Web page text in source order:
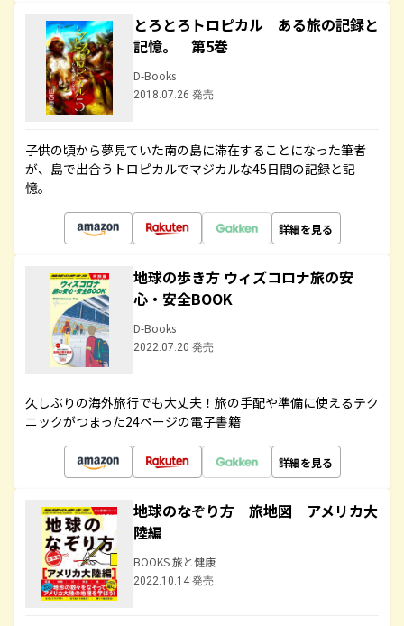
とろとろトロピカル ある旅の記録と
記憶。 第5巻
D-Books
2018.07.26 発売
子供の頃から夢見ていた南の島に滞在することになった筆者
が、島で出合うトロピカルでマジカルな45日間の記録と記
憶。
詳細を見る
地球の歩き方 ウィズコロナ旅の安
心・安全BOOK
D-Books
2022.07.20 発売
久しぶりの海外旅行でも大丈夫！旅の手配や準備に使えるテク
ニックがつまった24ページの電子書籍
詳細を見る
地球のなぞり方 旅地図 アメリカ大
陸編
BOOKS 旅と健康
2022.10.14 発売